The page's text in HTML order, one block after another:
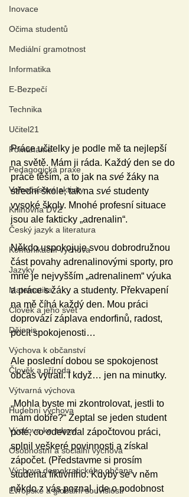
Inovace
Očima studentů
Mediální gramotnost
Informatika
E-Bezpečí
Technika
Učitel21
Pomáháme
Pedagogická praxe
Volnočasové aktivity
Knihovna DVZ
Český jazyk a literatura
Komunikační výchova
Jazyky
Matematika
Člověk a jeho svět
Dějepis
Výchova k občanství
Člověk a příroda
Výtvarná výchova
Hudební výchova
Výchova ke zdraví
Osobnostní a sociální výchova
Výchova demokratického občana
Evropské a globální souvislosti
Práce učitelky je podle mě ta nejlepší
na světě. Mám ji ráda. Každý den se do
práce těším, a to jak na své žáky na
střední škole, tak na své studenty
vysoké školy. Mnohé profesní situace
jsou ale fakticky „adrenalin“.
Někdo uspokojuje svou dobrodružnou
část povahy adrenalinovými sporty, pro
mne je nejvyšším „adrenalinem“ výuka
a práce s žáky a studenty. Překvapení
na mě číhá každý den. Mou práci
doprovází záplava endorfinů, radost,
pocit spokojenosti…
Ale poslední dobou se spokojenost
občas vytratí. I když… jen na minutky.
„Mohla byste mi zkontrolovat, jestli to
mám dobře?“ Zeptal se jeden student
poté, co odevzdal zápočtovou práci,
splnil veškeré povinnosti a získal
zápočet. (Představme si prosím
studenta fiktivního. Kdyby se v něm
někdo z vás poznal, jde o podobnost